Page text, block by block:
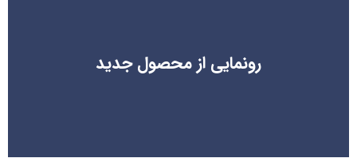
رونمایی از محصول جدید